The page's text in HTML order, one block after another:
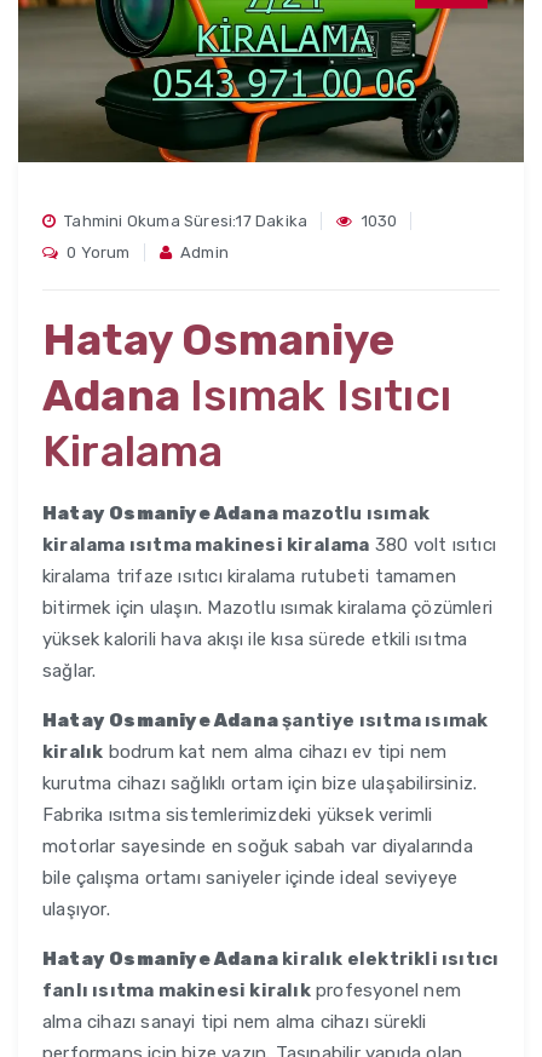
Tahmini Okuma Süresi:17 Dakika
1030
0 Yorum
Admin
Hatay Osmaniye
Adana Isımak Isıtıcı
Kiralama
Hatay Osmaniye Adana mazotlu ısımak
kiralama ısıtma makinesi kiralama 380 volt ısıtıcı
kiralama trifaze ısıtıcı kiralama rutubeti tamamen
bitirmek için ulaşın. Mazotlu ısımak kiralama çözümleri
yüksek kalorili hava akışı ile kısa sürede etkili ısıtma
sağlar.
Hatay Osmaniye Adanaşantiye ısıtma ısımak
kiralık bodrum kat nem alma cihazı ev tipi nem
kurutma cihazı sağlıklı ortam için bize ulaşabilirsiniz.
Fabrika ısıtma sistemlerimizdeki yüksek verimli
motorlar sayesinde en soğuk sabah var diyalarında
bile çalışma ortamı saniyeler içinde ideal seviyeye
ulaşıyor.
Hatay Osmaniye Adana kiralık elektrikli ısıtıcı
fanlı ısıtma makinesi kiralıkprofesyonel nem
alma cihazı sanayi tipi nem alma cihazı sürekli